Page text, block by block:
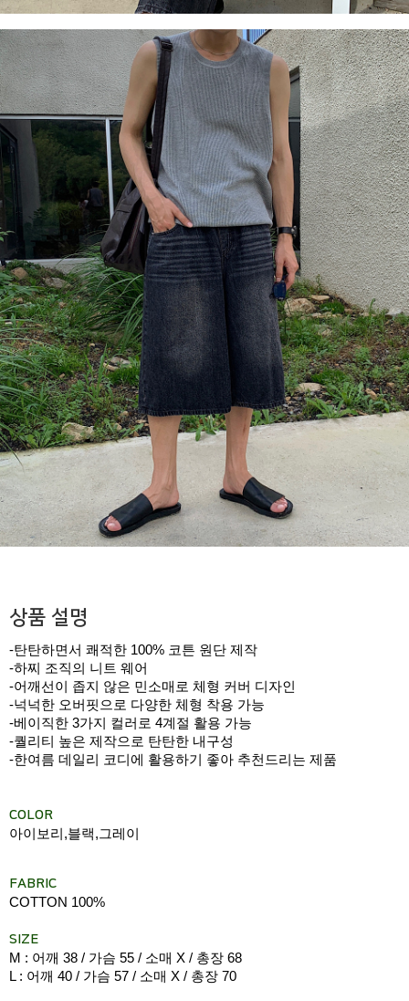
상품 설명
-탄탄하면서 쾌적한 100% 코튼 원단 제작
-하찌 조직의 니트 웨어
-어깨선이 좁지 않은 민소매로 체형 커버 디자인
-넉넉한 오버핏으로 다양한 체형 착용 가능
-베이직한 3가지 컬러로 4계절 활용 가능
-퀄리티 높은 제작으로 탄탄한 내구성
-한여름 데일리 코디에 활용하기 좋아 추천드리는 제품
COLOR
아이보리,블랙,그레이
FABRIC
COTTON 100%
SIZE
M : 어깨 38 / 가슴 55 / 소매 X / 총장 68
L : 어깨 40 / 가슴 57 / 소매 X / 총장 70